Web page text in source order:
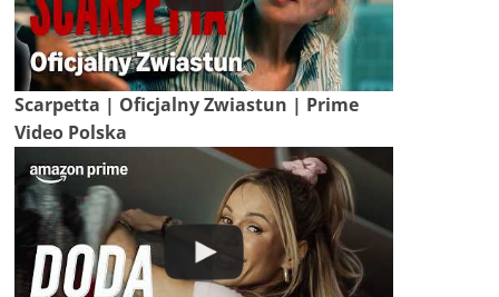
Scarpetta | Oficjalny Zwiastun | Prime
Video Polska